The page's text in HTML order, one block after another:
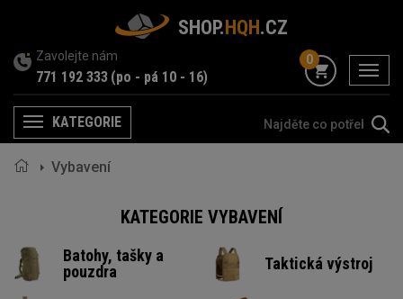
SHOP.HQH.CZ
Zavolejte nám
771 192 333 (po - pá 10 - 16) menu
0
MenuKATEGORIE
Vybavení
KATEGORIE VYBAVENÍ
Batohy, tašky a
pouzdra
Taktická výstroj